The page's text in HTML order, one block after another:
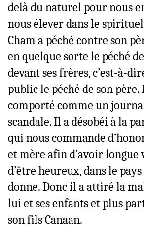
delà du naturel pour nous
nous élever dans le
Cham a péché contre son
en quelque sorte le péché
devant ses frères, c’est-à-
public le péché de son père.
comporté comme un
scandale. Il a désobéi à la
qui nous commande
et mère afin d’avoir longue
d’être heureux, dans le
donne. Donc il a attiré la
lui et ses enfants et plus
son fils Canaan.